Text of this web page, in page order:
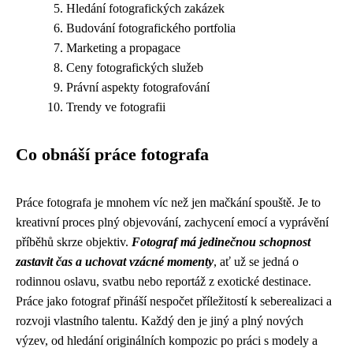
Hledání fotografických zakázek
Budování fotografického portfolia
Marketing a propagace
Ceny fotografických služeb
Právní aspekty fotografování
Trendy ve fotografii
Co obnáší práce fotografa
Práce fotografa je mnohem víc než jen mačkání spouště. Je to
kreativní proces plný objevování, zachycení emocí a vyprávění
příběhů skrze objektiv. Fotograf má jedinečnou schopnost
zastavit čas a uchovat vzácné momenty, ať už se jedná o
rodinnou oslavu, svatbu nebo reportáž z exotické destinace.
Práce jako fotograf přináší nespočet příležitostí k seberealizaci a
rozvoji vlastního talentu. Každý den je jiný a plný nových
výzev, od hledání originálních kompozic po práci s modely a